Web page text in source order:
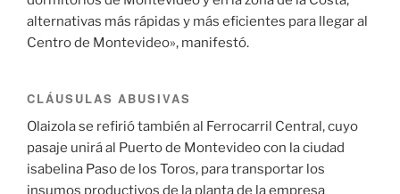
alternativas más rápidas y más eficientes para llegar al
Centro de Montevideo», manifestó.
CLÁUSULAS ABUSIVAS
Olaizola se refirió también al Ferrocarril Central, cuyo
pasaje unirá al Puerto de Montevideo con la ciudad
isabelina Paso de los Toros, para transportar los
insumos productivos de la planta de la empresa